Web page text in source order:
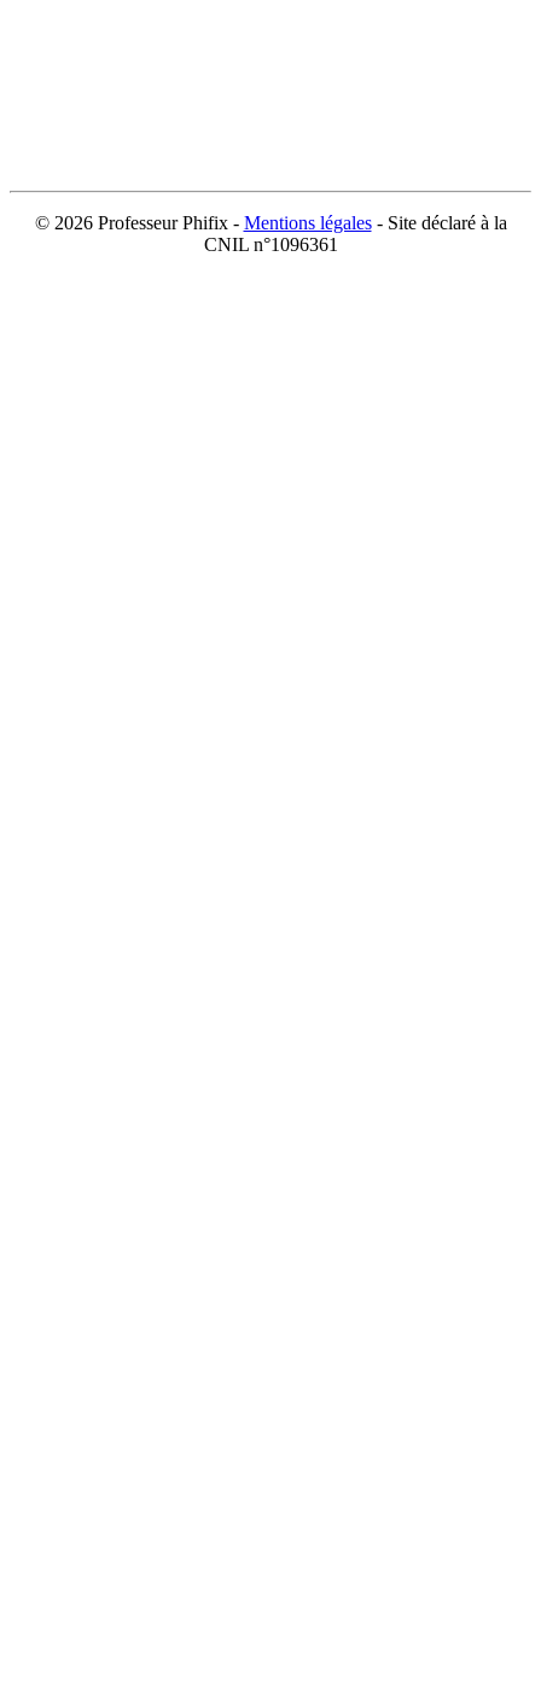
© 2026 Professeur Phifix - Mentions légales- Site déclaré à la
CNIL n°1096361